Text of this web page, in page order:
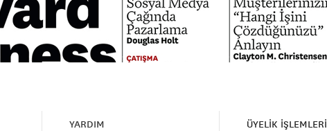
YARDIM ÜYELİK İŞLEMLERİ